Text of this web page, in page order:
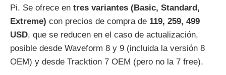
Pi. Se ofrece en tres variantes (Basic, Standard,
Extreme) con precios de compra de 119, 259, 499
USD, que se reducen en el caso de actualización,
posible desde Waveform 8 y 9 (incluida la versión 8
OEM) y desde Tracktion 7 OEM (pero no la 7 free).